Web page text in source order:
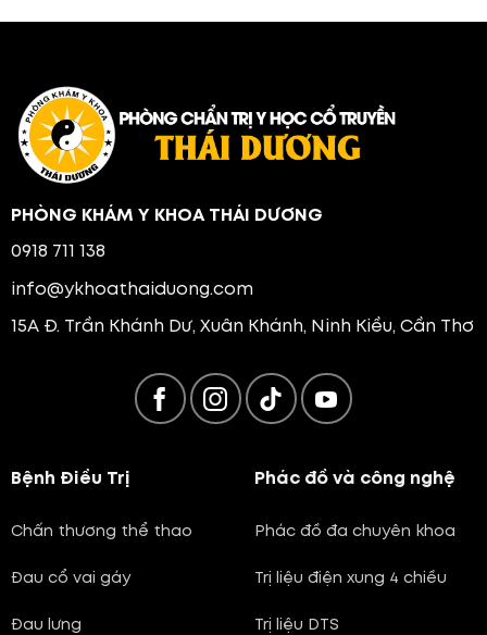
PHÒNG KHÁM Y KHOA THÁI DƯƠNG
0918 711 138
info@ykhoathaiduong.com
15A Đ. Trần Khánh Dư, Xuân Khánh, Ninh Kiều, Cần Thơ
Bệnh Điều Trị
Chấn thương thể thao
Đau cổ vai gáy
Đau lưng
Phác đồ và công nghệ
Phác đồ đa chuyên khoa
Trị liệu điện xung 4 chiều
Trị liệu DTS